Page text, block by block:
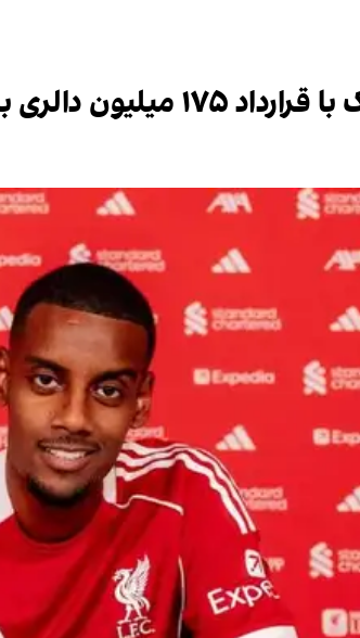
به لیورپول پیوست